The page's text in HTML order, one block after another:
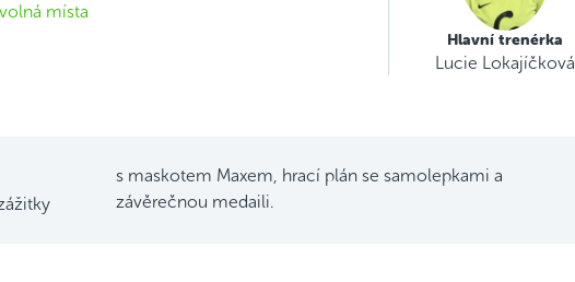
volná místa
Hlavní trenérka
Lucie Lokajíčková
zážitky
s maskotem Maxem, hrací plán se samolepkami a
závěrečnou medaili.